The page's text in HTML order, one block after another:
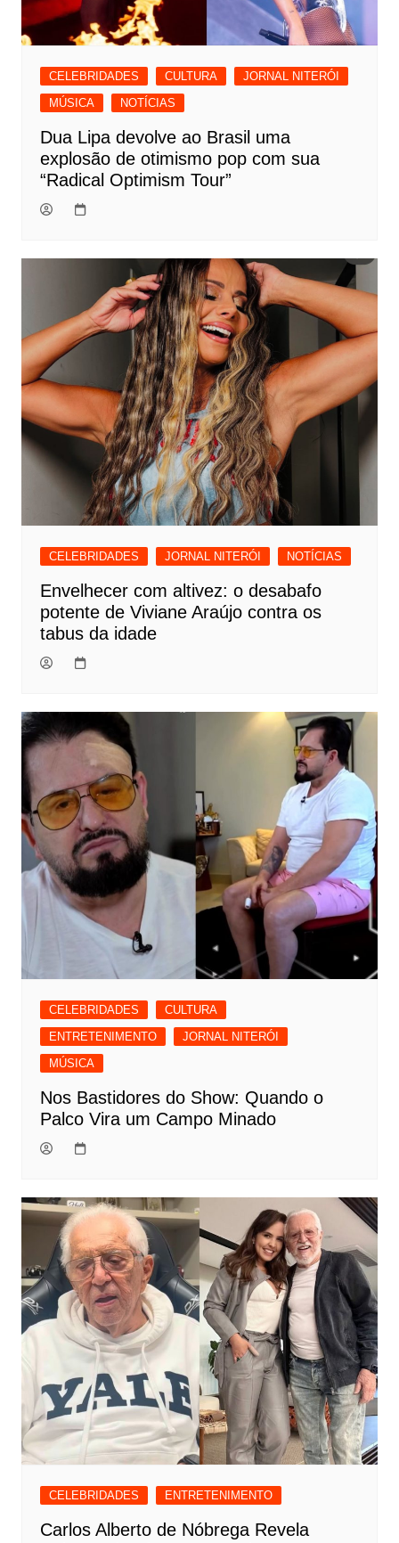
CELEBRIDADES CULTURA
JORNAL NITERÓI
MÚSICA
NOTÍCIAS
Dua Lipa devolve ao Brasil uma
explosão de otimismo pop com sua
“Radical Optimism Tour”
CELEBRIDADES JORNAL NITERÓI NOTÍCIAS
Envelhecer com altivez: o desabafo
potente de Viviane Araújo contra os
tabus da idade
CELEBRIDADES
CULTURA
ENTRETENIMENTO
JORNAL NITERÓI
MÚSICA
Nos Bastidores do Show: Quando o
Palco Vira um Campo Minado
CELEBRIDADES ENTRETENIMENTO
Carlos Alberto de Nóbrega Revela